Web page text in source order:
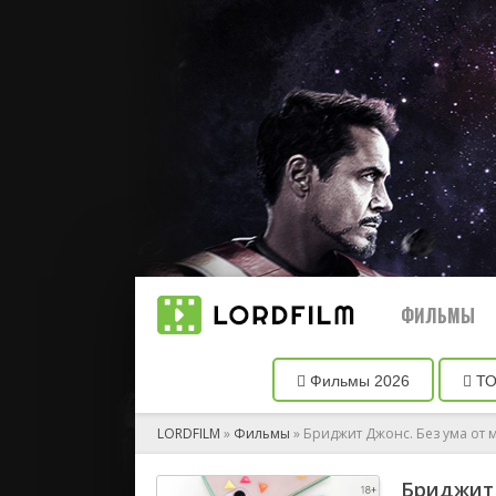
ФИЛЬМЫ
Все
Фильмы 2026
LORDFILM » Фильмы » Бриджит Джонс. Без ума от